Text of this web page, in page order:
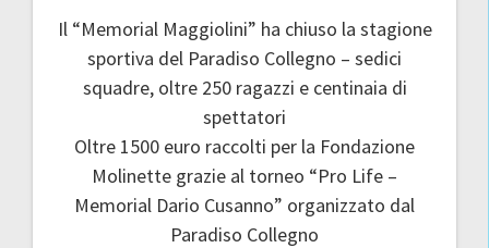
Il “Memorial Maggiolini” ha chiuso la stagione
sportiva del Paradiso Collegno – sedici
squadre, oltre 250 ragazzi e centinaia di
spettatori
Oltre 1500 euro raccolti per la Fondazione
Molinette grazie al torneo “Pro Life –
Memorial Dario Cusanno” organizzato dal
Paradiso Collegno